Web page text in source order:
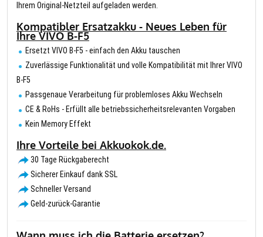
Ihrem Original-Netzteil aufgeladen werden.
Kompatibler Ersatzakku - Neues Leben für
Ihre VIVO B-F5
Ersetzt VIVO B-F5 - einfach den Akku tauschen
Zuverlässige Funktionalität und volle Kompatibilität mit Ihrer VIVO
B-F5
Passgenaue Verarbeitung für problemloses Akku Wechseln
CE & RoHs - Erfüllt alle betriebssicherheitsrelevanten Vorgaben
Kein Memory Effekt
Ihre Vorteile bei Akkuokok.de.
30 Tage Rückgaberecht
Sicherer Einkauf dank SSL
Schneller Versand
Geld-zurück-Garantie